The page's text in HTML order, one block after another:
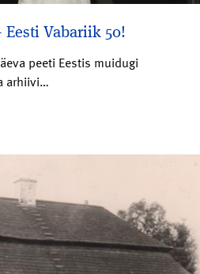
Eesti Vabariik 50!
peeti Eestis muidugi
arhiivi…